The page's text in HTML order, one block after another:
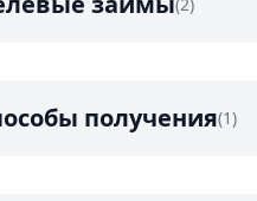
получения(1)